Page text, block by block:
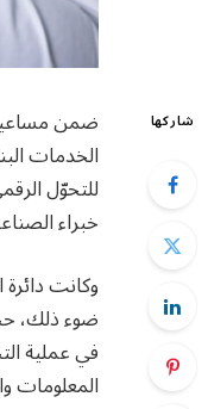
شاركها ضمن
الخدمات
للتحوّل
خبراء
وكانت
ضوء ذلك،
في عملية
المعلومات